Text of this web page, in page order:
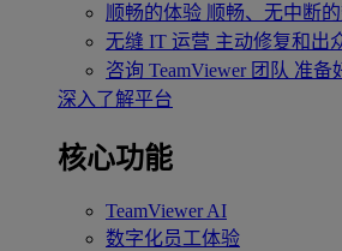
顺畅的体验 顺畅、无中断
无缝 IT 运营 主动修复和出
咨询 TeamViewer 团队 准备
深入了解平台
核心功能
TeamViewer AI
数字化员工体验